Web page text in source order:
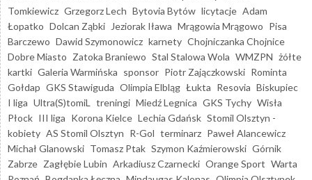
Tomkiewicz Grzegorz Lech Bytovia Bytów licytacje Adam
Łopatko Dolcan Ząbki Jeziorak Iława Mrągowia Mrągowo Pisa
Barczewo Dawid Szymonowicz karnety Chojniczanka Chojnice
Dobre Miasto Zatoka Braniewo Stal Stalowa Wola WMZPN żółte
kartki Galeria Warmińska sponsor Piotr Zajączkowski Rominta
Gołdap GKS Stawiguda Olimpia Elbląg Łukta Resovia Biskupiec
I liga Ultra(S)tomiL treningi Miedź Legnica GKS Tychy Wisła
Płock III liga Korona Kielce Lechia Gdańsk Stomil Olsztyn -
kobiety AS Stomil Olsztyn R-Gol terminarz Paweł Alancewicz
Michał Glanowski Tomasz Ptak Szymon Kaźmierowski Górnik
Zabrze Zagłębie Lubin Arkadiusz Czarnecki Orange Sport Warta